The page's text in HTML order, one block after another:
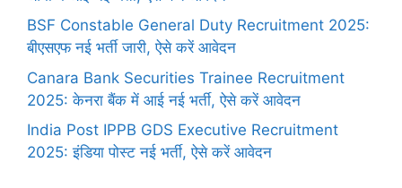
BSF Constable General Duty Recruitment 2025:
बीएसएफ नई भर्ती जारी, ऐसे करें आवेदन
Canara Bank Securities Trainee Recruitment
2025: केनरा बैंक में आई नई भर्ती, ऐसे करें आवेदन
India Post IPPB GDS Executive Recruitment
2025: इंडिया पोस्ट नई भर्ती, ऐसे करें आवेदन